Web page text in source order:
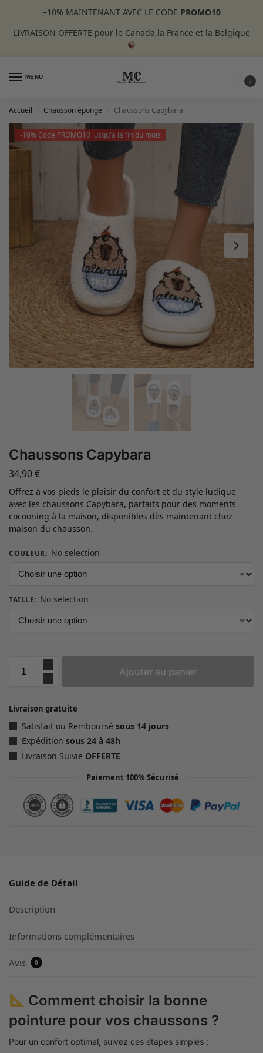
–10% MAINTENANT AVEC LE CODE PROMO10
LIVRAISON OFFERTE pour le Canada,la France et la Belgique
MENU
0
Accueil Chausson éponge Chaussons Capybara
-10% Code PROMO10 jusqu'a la fin du mois
Chaussons Capybara
34,90€
Offrez à vos pieds le plaisir du confort et du style ludique
avec les chaussons Capybara, parfaits pour des moments
cocooning à la maison, disponibles dès maintenant chez
maison du chausson.
COULEUR: No selection
TAILLE: No selection
Ajouter au panier
Livraison gratuite
Satisfait ou Remboursé sous 14 jours
Expédition sous 24 à 48h
Livraison Suivie OFFERTE
Paiement 100% Sécurisé
Guide de Détail
Description
Informations complémentaires
Avis 0
Comment choisir la bonne
pointure pour vos chaussons ?
Pour un confort optimal, suivez ces étapes simples :